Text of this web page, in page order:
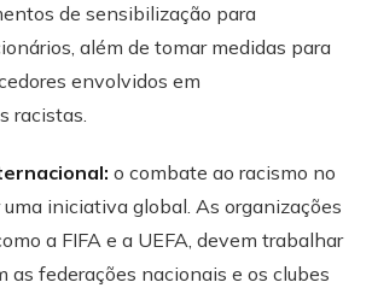
de sensibilização para
além de tomar medidas para
envolvidos em
racistas.
o combate ao racismo no
iniciativa global. As organizações
a FIFA e a UEFA, devem trabalhar
as federações nacionais e os clubes